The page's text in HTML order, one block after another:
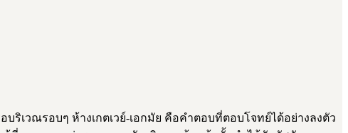
เวณรอบๆ ห้างเกตเวย์-เอกมัย คือคำตอบที่ตอบโจทย์ได้อย่างลงตัว